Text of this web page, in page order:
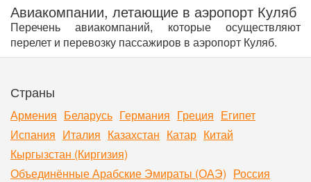
Авиакомпании, летающие в аэропорт Куляб
Перечень авиакомпаний, которые осуществляют
перелет и перевозку пассажиров в аэропорт Куляб.
Страны
Армения Беларусь Германия Греция Египет
Испания Италия Казахстан Катар Китай
Кыргызстан (Киргизия)
Объединённые Арабские Эмираты (ОАЭ) Россия